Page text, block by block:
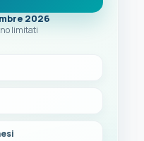
2026
limitati